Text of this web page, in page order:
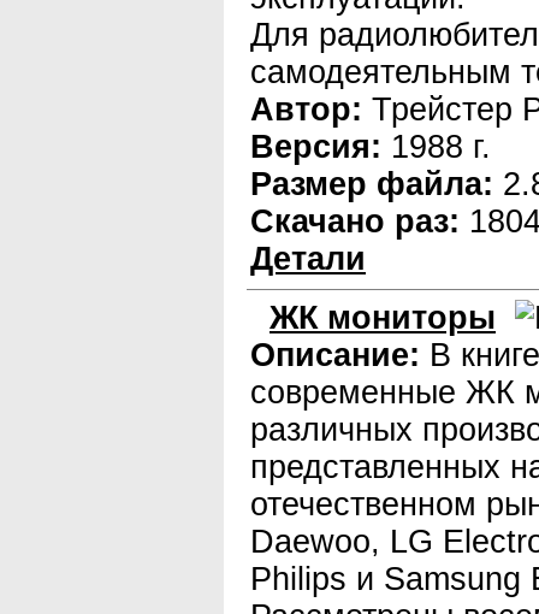
Для
самодеятельным
Автор: Трейстер
Версия: 1988 г.
Размер файла:
Скачано раз:
Детали
ЖК мониторы
Описание: В
современные ЖК
различных
представленных
отечественном
Daewoo, LG
Philips и Samsung